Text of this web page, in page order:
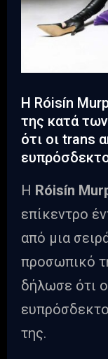
Η Róisín
της κατά
ότι οι trans
Η Róisín
επίκεντρο
από μια
προσωπικό
δήλωσε ότι
της.